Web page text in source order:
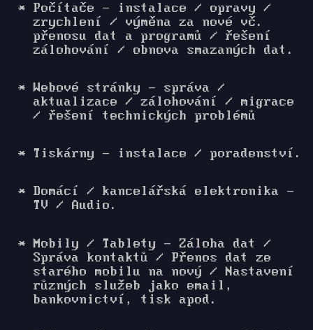
Počítače - instalace / opravy /
zrychlení / výměna za nové vč.
přenosu dat a programů / řešení
zálohování / obnova smazaných dat.
Webové stránky - správa /
aktualizace / zálohování / migrace
/ řešení technických problémů
Tiskárny - instalace / poradenství.
Domácí / kancelářská elektronika -
TV / Audio.
Mobily / Tablety - Záloha dat /
Správa kontaktů / Přenos dat ze
starého mobilu na nový / Nastavení
různých služeb jako email,
bankovnictví, tisk apod.